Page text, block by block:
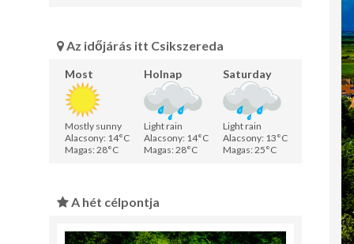
Az időjárás itt Csikszereda
Most Holnap Saturday
Mostly sunny Light rain
Light rain
Alacsony: 14°C
Alacsony: 14°C
Alacsony: 13°C
Magas: 28°C
Magas: 28°C Magas: 25°C
A hét célpontja